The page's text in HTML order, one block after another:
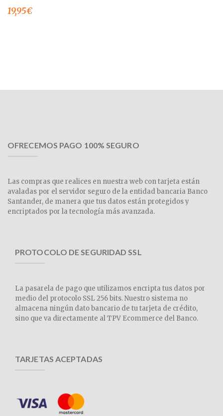
19,95€
OFRECEMOS PAGO 100% SEGURO
Las compras que realices en nuestra web con tarjeta están
avaladas por el servidor seguro de la entidad bancaria Banco
Santander, de manera que tus datos están protegidos y
encriptados por la tecnología más avanzada.
PROTOCOLO DE SEGURIDAD SSL
La pasarela de pago que utilizamos encripta tus datos por
medio del protocolo SSL 256 bits. Nuestro sistema no
almacena ningún dato bancario de tu tarjeta de crédito,
sino que va directamente al TPV Ecommerce del Banco.
TARJETAS ACEPTADAS